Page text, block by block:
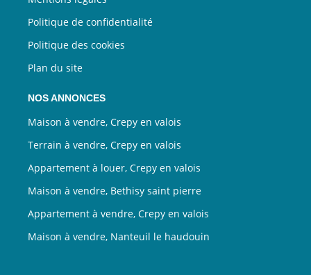
Politique de confidentialité
Politique des cookies
Plan du site
NOS ANNONCES
Maison à vendre, Crepy en valois
Terrain à vendre, Crepy en valois
Appartement à louer, Crepy en valois
Maison à vendre, Bethisy saint pierre
Appartement à vendre, Crepy en valois
Maison à vendre, Nanteuil le haudouin